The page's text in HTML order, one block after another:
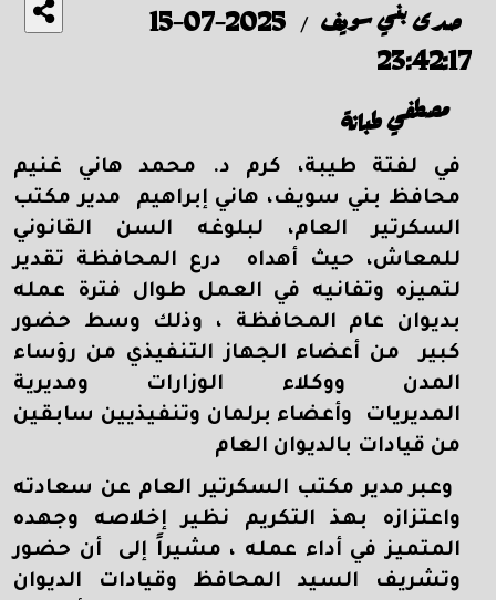
صدى بني سويف /
2025-07-15
23:42:17
مصطفي طبانة
في لفتة طيبة، كرم د. محمد هاني غنيم
محافظ بني سويف، هاني إبراهيم مدير مكتب
السكرتير العام، لبلوغه السن القانوني
للمعاش، حيث أهداه درع المحافظة تقدير
لتميزه وتفانيه في العمل طوال فترة عمله
بديوان عام المحافظة ، وذلك وسط حضور
كبير من أعضاء الجهاز التنفيذي من رؤساء
المدن ووكلاء الوزارات ومديرية
المديريات وأعضاء برلمان وتنفيذيين سابقين
من قيادات بالديوان العام
وعبر مدير مكتب السكرتير العام عن سعادته
واعتزازه بهذ التكريم نظير إخلاصه وجهده
المتميز في أداء عمله ، مشيراً إلى أن حضور
وتشريف السيد المحافظ وقيادات الديوان